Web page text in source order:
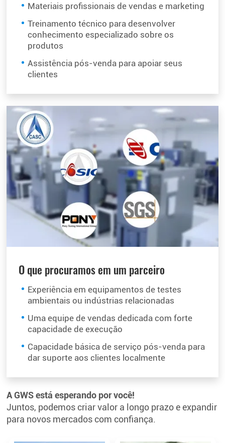
Materiais profissionais de vendas e marketing
Treinamento técnico para desenvolver
conhecimento especializado sobre os
produtos
Assistência pós-venda para apoiar seus
clientes
O que procuramos em um parceiro
Experiência em equipamentos de testes
ambientais ou indústrias relacionadas
Uma equipe de vendas dedicada com forte
capacidade de execução
Capacidade básica de serviço pós-venda para
dar suporte aos clientes localmente
A GWS está esperando por você!
Juntos, podemos criar valor a longo prazo e expandir
para novos mercados com confiança.